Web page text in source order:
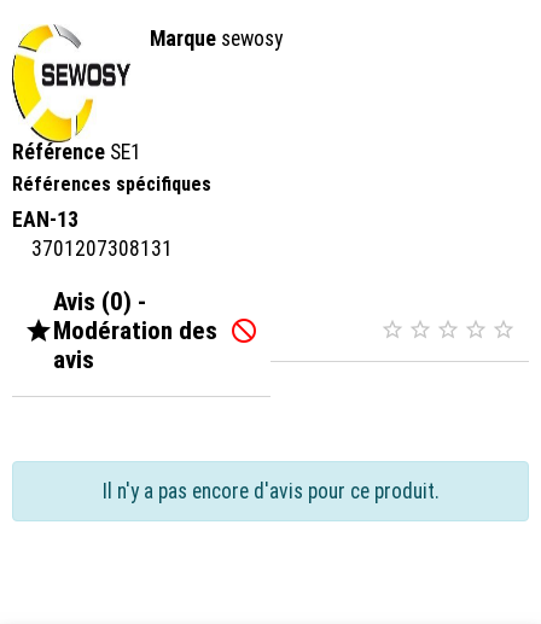
Marque sewosy
Référence SE1
Références spécifiques
EAN-13
3701207308131

Avis (0) -
Modération des
avis
     
Il n'y a pas encore d'avis pour ce produit.